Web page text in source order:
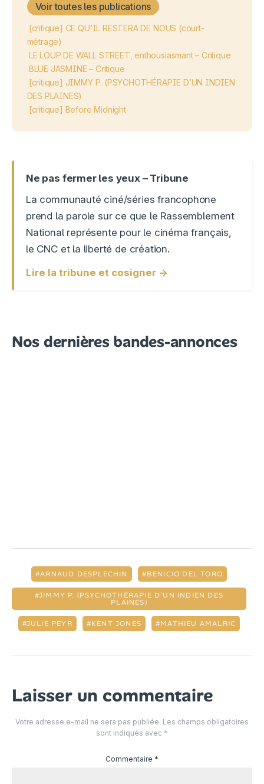
Voir toutes les publications
[critique] CE QU’IL RESTERA DE NOUS (court-
métrage)
LE LOUP DE WALL STREET, enthousiasmant – Critique
BLUE JASMINE – Critique
[critique] JIMMY P. (PSYCHOTHÉRAPIE D’UN INDIEN
DES PLAINES)
[critique] Before Midnight
Ne pas fermer les yeux – Tribune
La communauté ciné/séries francophone
prend la parole sur ce que le Rassemblement
National représente pour le cinéma français,
le CNC et la liberté de création.
Lire la tribune et cosigner →
Nos dernières bandes-annonces
ARNAUD DESPLECHIN BENICIO DEL TORO
JIMMY P. (PSYCHOTHÉRAPIE D'UN INDIEN DES
PLAINES)
JULIE PEYR KENT JONES MATHIEU AMALRIC
Laisser un commentaire
Votre adresse e-mail ne sera pas publiée. Les champs obligatoires
sont indiqués avec *
Commentaire *